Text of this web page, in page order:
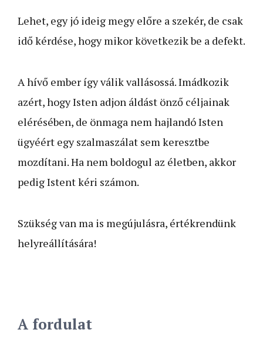
Lehet, egy jó ideig megy előre a szekér, de csak
idő kérdése, hogy mikor következik be a defekt.
A hívő ember így válik vallásossá. Imádkozik
azért, hogy Isten adjon áldást önző céljainak
elérésében, de önmaga nem hajlandó Isten
ügyéért egy szalmaszálat sem keresztbe
mozdítani. Ha nem boldogul az életben, akkor
pedig Istent kéri számon.
Szükség van ma is megújulásra, értékrendünk
helyreállítására!
A fordulat